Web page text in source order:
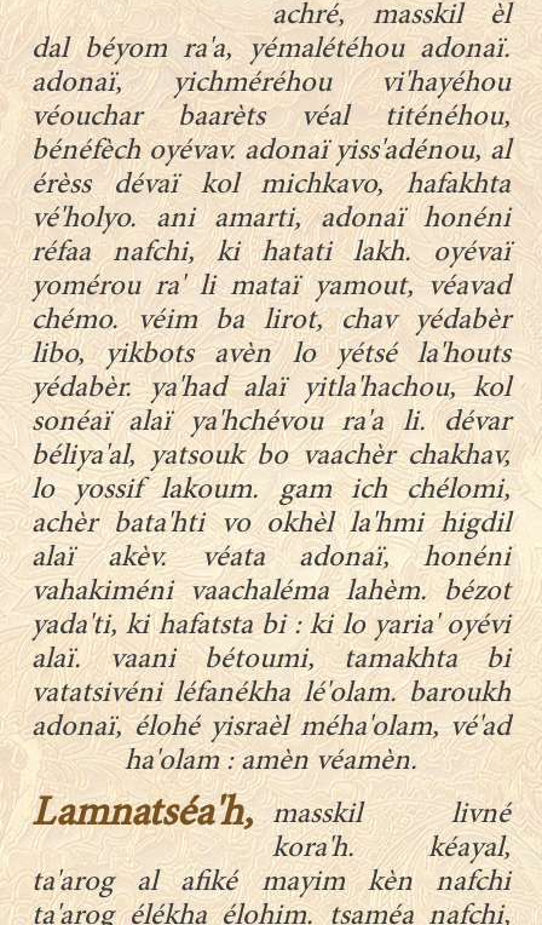
achré, masskil èl
dal béyom ra'a, yémalétéhou adonaï.
adonaï, yichméréhou vi'hayéhou
véouchar baarèts véal titénéhou,
bénéfèch oyévav. adonaï yiss'adénou, al
érèss dévaï kol michkavo, hafakhta
vé'holyo. ani amarti, adonaï honéni
réfaa nafchi, ki hatati lakh. oyévaï
yomérou ra' li mataï yamout, véavad
chémo. véim ba lirot, chav yédabèr
libo, yikbots avèn lo yétsé la'houts
yédabèr. ya'had alaï yitla'hachou, kol
sonéaï alaï ya'hchévou ra'a li. dévar
béliya'al, yatsouk bo vaachèr chakhav,
lo yossif lakoum. gam ich chélomi,
achèr bata'hti vo okhèl la'hmi higdil
alaï akèv. véata adonaï, honéni
vahakiméni vaachaléma lahèm. bézot
yada'ti, ki hafatsta bi : ki lo yaria' oyévi
alaï. vaani bétoumi, tamakhta bi
vatatsivéni léfanékha lé'olam. baroukh
adonaï, élohé yisraèl méha'olam, vé'ad
ha'olam : amèn véamèn.
Lamnatséa'h,masskil livné
kora'h. kéayal,
ta'arog al afiké mayim kèn nafchi
ta'arog élékha élohim. tsaméa nafchi,